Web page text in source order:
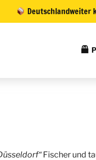
Deutschlandweiter
Fischer und